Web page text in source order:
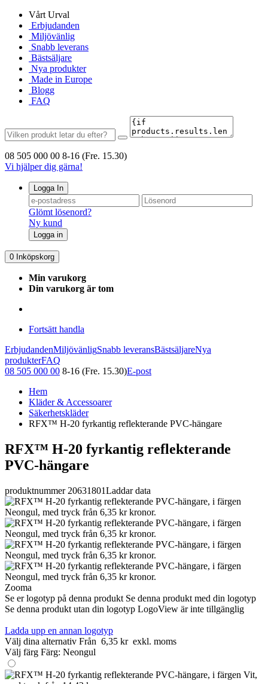
Vårt Urval
Erbjudanden
Miljövänlig
Snabb leverans
Bästsäljare
Nya produkter
Made in Europe
Blogg
FAQ
08 505 000 00 8-16 (Fre. 15.30)
Vi hjälper dig gärna!
Logga In
Glömt lösenord?
Ny kund
Logga in
0 Inköpskorg
Min varukorg
Din varukorg är tom
Fortsätt handla
ErbjudandenMiljövänligSnabb leveransBästsäljareNya
produkterFAQ
08 505 000 00 8-16 (Fre. 15.30)E-post
Hem
Kläder & Accessoarer
Säkerhetskläder
RFX™ H-20 fyrkantig reflekterande PVC-hängare
RFX™ H-20 fyrkantig reflekterande
PVC-hängare
produktnummer 20631801Laddar data
Zooma
Se er logotyp på denna produkt Se denna produkt med din logotyp
Se denna produkt utan din logotyp LogoView är inte tillgänglig
Ladda upp en annan logotyp
Välj dina alternativ Från 6,35 kr exkl. moms
Välj färg Färg: Neongul